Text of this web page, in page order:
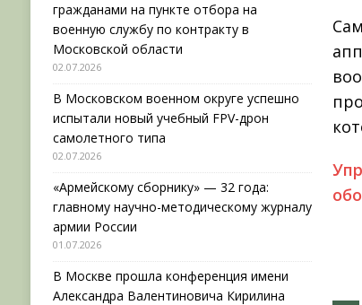
гражданами на пункте отбора на
военную службу по контракту в
Московской области
02.07.2026
В Московском военном округе успешно
испытали новый учебный FPV-дрон
самолетного типа
02.07.2026
«Армейскому сборнику» — 32 года:
главному научно-методическому журналу
армии России
01.07.2026
В Москве прошла конференция имени
Александра Валентиновича Кирилина